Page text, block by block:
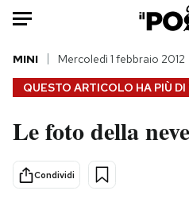
HOME
Italia
Politica
QUESTO ARTICOLO HA PIÙ DI
MINI Mercoledì 1 febbraio 2012
Le foto della
Condividi